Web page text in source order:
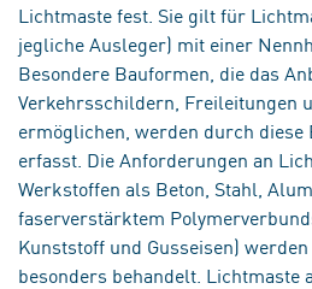
Lichtmaste fest. Sie gilt für
jegliche Ausleger) mit einer
Besondere Bauformen, die das
Verkehrsschildern, Freileitungen
ermöglichen, werden durch
erfasst. Die Anforderungen an
Werkstoffen als Beton, Stahl,
faserverstärktem
Kunststoff und Gusseisen)
besonders behandelt. Lichtmaste